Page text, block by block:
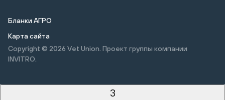
Бланки АГРО
Карта сайта
Copyright © 2026 Vet Union. Проект группы компании
INVITRO.
3